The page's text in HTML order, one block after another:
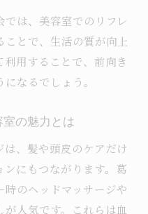
は、美容室でのリフレ
ことで、生活の質が向上
用することで、前向き
なるでしょう。
の魅力とは
、髪や頭皮のケアだけ
にもつながります。葛
のヘッドマッサージや
人気です。これらは血